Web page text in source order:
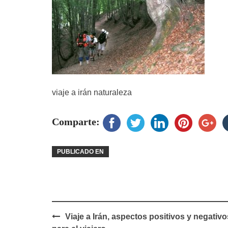
viaje a irán naturaleza
Comparte:
PUBLICADO EN
Navegación
Viaje a Irán, aspectos positivos y